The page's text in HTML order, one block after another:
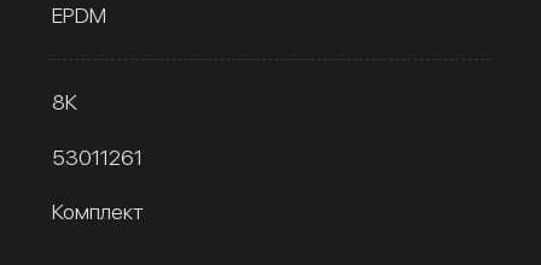
EPDM
8К
53011261
Комплект